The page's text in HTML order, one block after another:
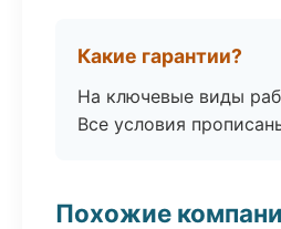
Какие гарантии?
На ключевые виды
Все условия
Похожие